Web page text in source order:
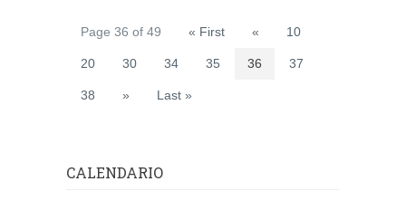
Page 36 of 49 « First « 10
20 30 34 35 36 37
38 » Last »
CALENDARIO